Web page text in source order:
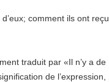
comment ils ont reçu
traduit par «Il n’y a de
de l’expression,